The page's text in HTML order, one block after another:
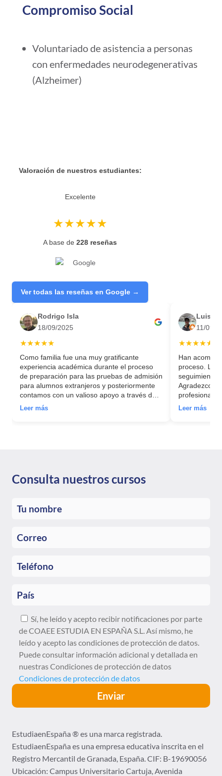
Compromiso Social
Voluntariado de asistencia a personas
con enfermedades neurodegenerativas
(Alzheimer)
Reseñas de Google
Valoración de nuestros estudiantes:
Excelente
★★★★★
A base de 228 reseñas
Ver todas las reseñas en Google →
Rodrigo Isla
18/09/2025
★★★★★
Como familia fue una muy gratificante
experiencia académica durante el proceso
de preparación para las pruebas de admisión
para alumnos extranjeros y posteriormente
contamos con un valioso apoyo a través del
proceso de postulación de nuestra hija a la
España, UNEDasiss, es recomendable
Leer más
Luis
11/09/
★★★★★
Han
proceso. La
seguimiento
Agradezco
Leer más
Consulta nuestros cursos
Sí, he leído y acepto recibir notificaciones por parte
de COAEE ESTUDIA EN ESPAÑA S.L. Así mismo, he
leído y acepto las condiciones de protección de datos.
Puede consultar información adicional y detallada en
nuestras Condiciones de protección de datos
Condiciones de protección de datos
EstudiaenEspaña ® es una marca registrada.
EstudiaenEspaña es una empresa educativa inscrita en el
Registro Mercantil de Granada, España. CIF: B-19690056
Ubicación: Campus Universitario Cartuja, Avenida